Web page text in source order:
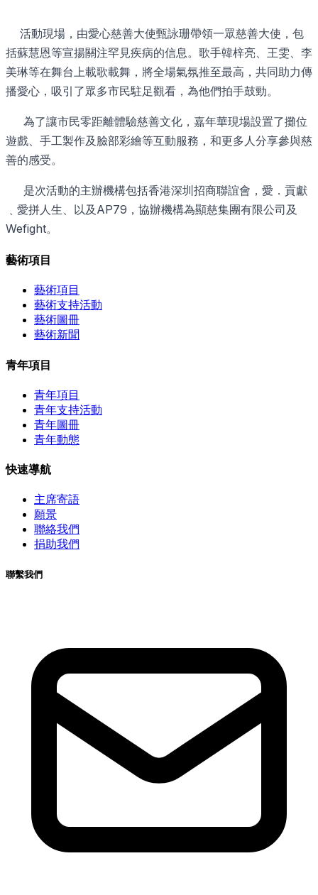
活動現場，由愛心慈善大使甄詠珊帶領一眾慈善大使，包
括蘇慧恩等宣揚關注罕見疾病的信息。歌手韓梓亮、王雯、李
美琳等在舞台上載歌載舞，將全場氣氛推至最高，共同助力傳
播愛心，吸引了眾多市民駐足觀看，為他們拍手鼓勁。
為了讓市民零距離體驗慈善文化，嘉年華現場設置了攤位
遊戲、手工製作及臉部彩繪等互動服務，和更多人分享參與慈
善的感受。
是次活動的主辦機構包括香港深圳招商聯誼會，愛．貢獻
﹑愛拼人生、以及AP79，協辦機構為顯慈集團有限公司及
Wefight。
藝術項目
藝術項目
藝術支持活動
藝術圖冊
藝術新聞
青年項目
青年項目
青年支持活動
青年圖冊
青年動態
快速導航
主席寄語
願景
聯絡我們
捐助我們
聯繫我們